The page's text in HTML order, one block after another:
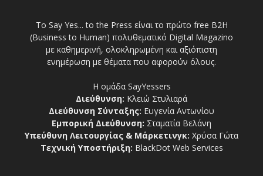
Το Say Yes... to the Press είναι το πρώτο free Β2Η
(Business to Human) πολυθεματικό Digital Magazino
με καθημερινή, ολοκληρωμένη και αξιόπιστη
ενημέρωση με θέματα που αφορούν όλους.
Η ομάδα SayYessers
Διεύθυνση: Κλειώ Στυλιαρά
Διεύθυνση Σύνταξης: Ευγενία Αντωνίου
Εμπορική Διεύθυνση: Σταματία Βελάνη
Υπεύθυνη Λειτουργίας & Μάρκετινγκ: Χρύσα Γώτα
Τεχνική Υποστήριξη: BlackDot Web Services